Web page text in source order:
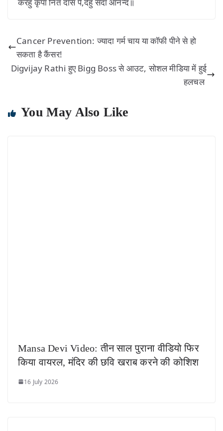
Cancer Prevention: ज्यादा गर्म चाय या कॉफी पीने से हो
सकता है कैंसर!
Digvijay Rathi हुए Bigg Boss से आउट, सोशल मीडिया में हुई
हलचल
You May Also Like
Mansa Devi Video: तीन साल पुराना वीडियो फिर
किया वायरल, मंदिर की छवि खराब करने की कोशिश
16 July 2026